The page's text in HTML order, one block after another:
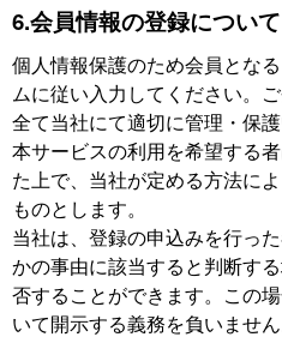
6.会員情報の登録について
個人情報保護のため会員とな
ムに従い入力してください。
全て当社にて適切に管理・保護
本サービスの利用を希望する
た上で、当社が定める方法に
ものとします。
当社は、登録の申込みを行っ
かの事由に該当すると判断す
否することができます。この
いて開示する義務を負いません